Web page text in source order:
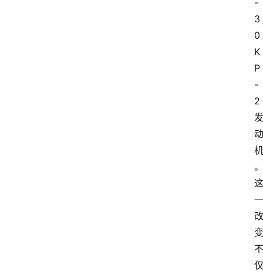
-
3
0
K
P
-
2
发
动
机
。
这
一
改
变
不
仅